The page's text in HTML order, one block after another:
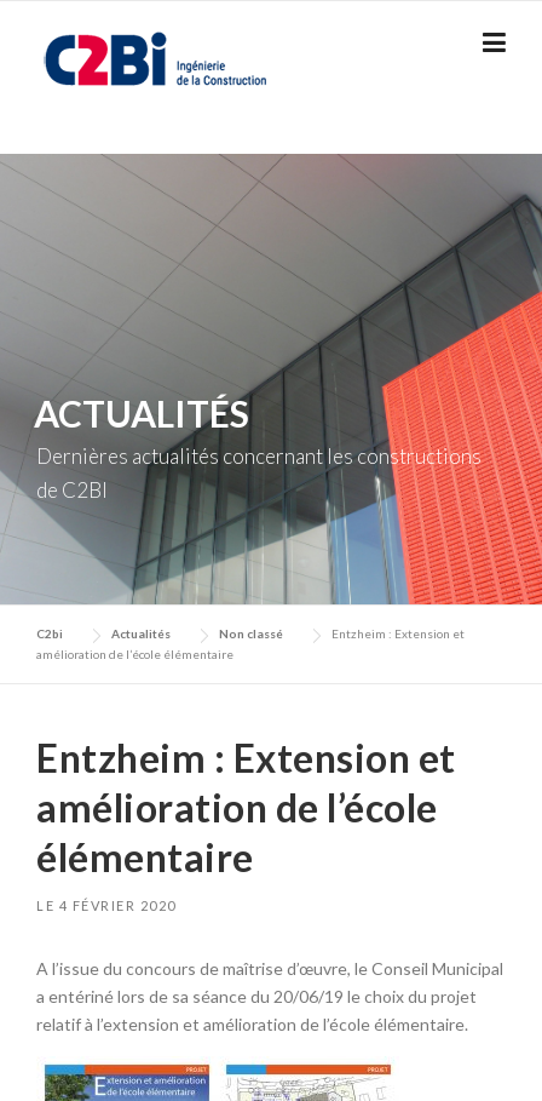
content
ACTUALITÉS
Dernières actualités concernant les constructions
de C2BI
C2bi Actualités Non classé
Entzheim : Extension et
amélioration de l’école élémentaire
Entzheim : Extension et
amélioration de l’école
élémentaire
LE 4 FÉVRIER 2020
A l’issue du concours de maîtrise d’œuvre, le Conseil Municipal
a entériné lors de sa séance du 20/06/19 le choix du projet
relatif à l’extension et amélioration de l’école élémentaire.